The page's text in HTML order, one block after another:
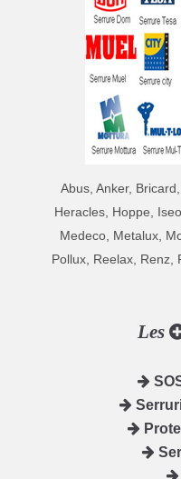
Abus, Anker,
Heracles, Hoppe,
Medeco, Metalux,
Pollux, Reelax, Renz,
Les